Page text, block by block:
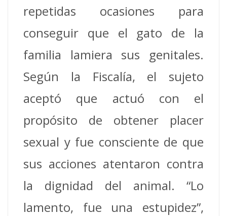
repetidas ocasiones para
conseguir que el gato de la
familia lamiera sus genitales.
Según la Fiscalía, el sujeto
aceptó que actuó con el
propósito de obtener placer
sexual y fue consciente de que
sus acciones atentaron contra
la dignidad del animal. “Lo
lamento, fue una estupidez”,